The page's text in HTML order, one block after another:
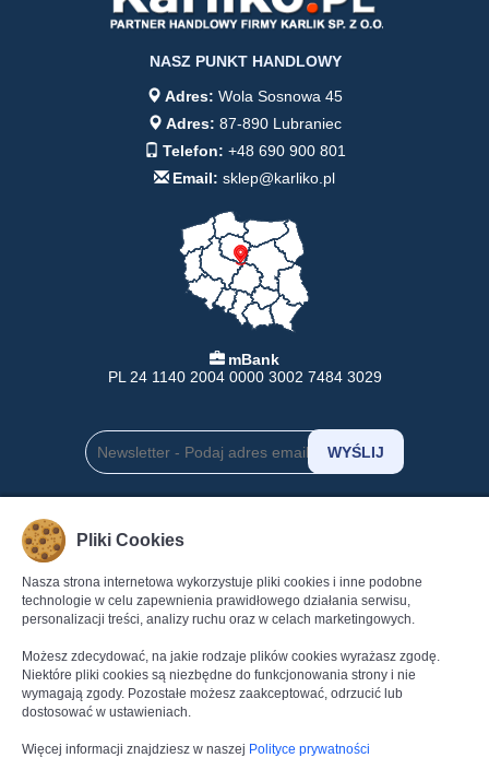
NASZ PUNKT HANDLOWY
Adres: Wola Sosnowa 45
Adres: 87-890 Lubraniec
Telefon: +48 690 900 801
Email: sklep@karliko.pl
mBank
PL 24 1140 2004 0000 3002 7484 3029
INFORMACJE
Formy Płatności
Dostawa
Zwroty
Reklamacje
Regulamin
Polityka Prywatności
Kontakt
Pliki Cookies
Nasza strona internetowa wykorzystuje pliki cookies i inne podobne
technologie w celu zapewnienia prawidłowego działania serwisu,
personalizacji treści, analizy ruchu oraz w celach marketingowych.
Możesz zdecydować, na jakie rodzaje plików cookies wyrażasz zgodę.
Niektóre pliki cookies są niezbędne do funkcjonowania strony i nie
wymagają zgody. Pozostałe możesz zaakceptować, odrzucić lub
dostosować w ustawieniach.
Więcej informacji znajdziesz w naszej Polityce prywatności